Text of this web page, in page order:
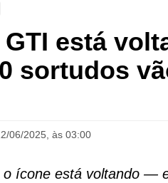
GTI está
sortudos
06/2025, às 03:00
o ícone está voltando —